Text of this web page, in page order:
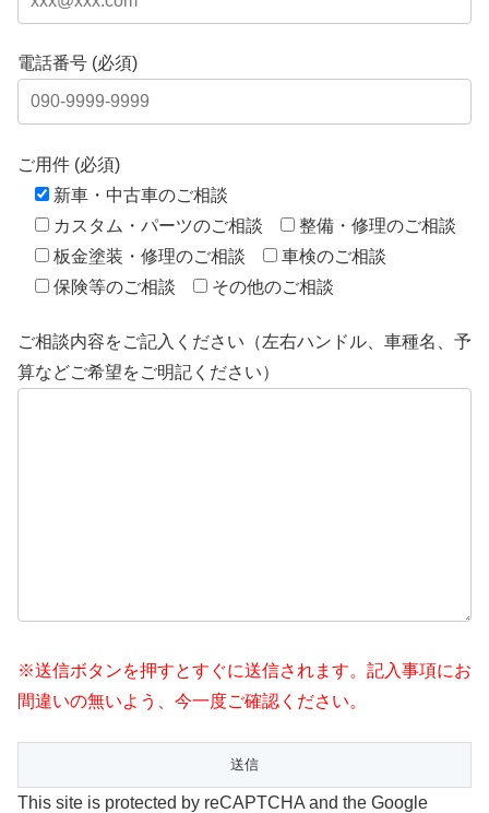
電話番号 (必須)
ご用件 (必須)
新車・中古車のご相談
カスタム・パーツのご相談
整備・修理のご相談
板金塗装・修理のご相談
車検のご相談
保険等のご相談
その他のご相談
ご相談内容をご記入ください（左右ハンドル、車種名、予
算などご希望をご明記ください）
※送信ボタンを押すとすぐに送信されます。記入事項にお
間違いの無いよう、今一度ご確認ください。
This site is protected by reCAPTCHA and the Google